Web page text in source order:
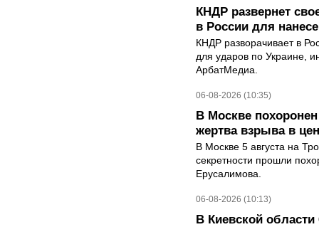
КНДР развернет
в России для
КНДР разворачивает в
для ударов по Украине,
АрбатМедиа.
06-08-2026 (10:35)
В Москве
жертва взрыва в
В Москве 5 августа на
секретности прошли
Ерусалимова.
06-08-2026 (10:13)
В Киевской